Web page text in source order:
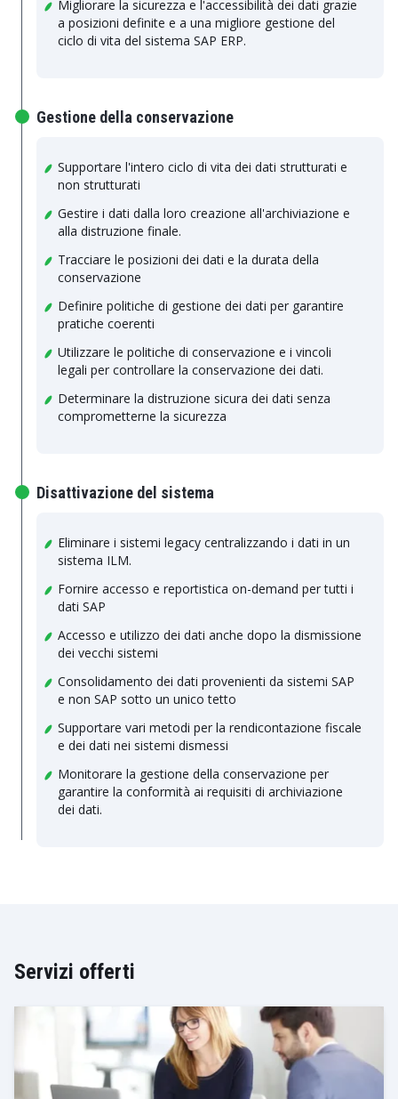
Migliorare la sicurezza e l'accessibilità dei dati grazie
a posizioni definite e a una migliore gestione del
ciclo di vita del sistema SAP ERP.
Supportare l'intero ciclo di vita dei dati strutturati e
non strutturati
Gestire i dati dalla loro creazione all'archiviazione e
alla distruzione finale.
Tracciare le posizioni dei dati e la durata della
conservazione
Definire politiche di gestione dei dati per garantire
pratiche coerenti
Utilizzare le politiche di conservazione e i vincoli
legali per controllare la conservazione dei dati.
Determinare la distruzione sicura dei dati senza
comprometterne la sicurezza
Gestione della conservazione
Eliminare i sistemi legacy centralizzando i dati in un
sistema ILM.
Fornire accesso e reportistica on-demand per tutti i
dati SAP
Accesso e utilizzo dei dati anche dopo la dismissione
dei vecchi sistemi
Consolidamento dei dati provenienti da sistemi SAP
e non SAP sotto un unico tetto
Supportare vari metodi per la rendicontazione fiscale
e dei dati nei sistemi dismessi
Monitorare la gestione della conservazione per
garantire la conformità ai requisiti di archiviazione
dei dati.
Disattivazione del sistema
Servizi offerti